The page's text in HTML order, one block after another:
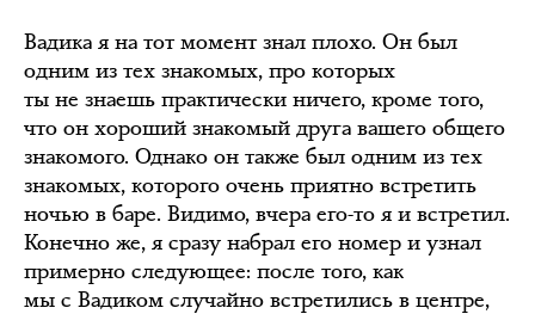
Вадика я на тот момент знал плохо. Он был
одним из тех знакомых, про которых
ты не знаешь практически ничего, кроме того,
что он хороший знакомый друга вашего общего
знакомого. Однако он также был одним из тех
знакомых, которого очень приятно встретить
ночью в баре. Видимо, вчера его-то я и встретил.
Конечно же, я сразу набрал его номер и узнал
примерно следующее: после того, как
мы с Вадиком случайно встретились в центре,